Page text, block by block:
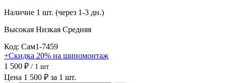
Наличие 1 шт. (через 1-3 дн.)
Высокая Низкая Средняя
Код: Сам1-7459
+Скидка 20% на шиномонтаж
1 500 ₽ / 1 шт
Цена 1 500 ₽ за 1 шт.